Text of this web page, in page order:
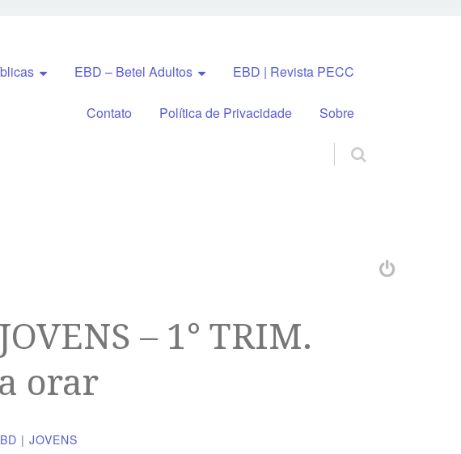
EBD – Betel Adultos EBD | Revista PECC
Contato Política de Privacidade Sobre
– 1° TRIM.
orar
| JOVENS